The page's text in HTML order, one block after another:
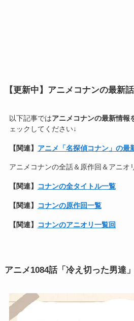
【更新中】アニメコナンの最新
以下記事ではアニメコナンの最新情報
ェックしてください↓
【関連】 アニメ「名探偵コナン」の最
アニメコナンの全話＆原作回＆アニオ
【関連】 コナンの全タイトル一覧
【関連】 コナンの原作回一覧
【関連】 コナンのアニオリ一覧回
アニメ1084話「冷え切った男達